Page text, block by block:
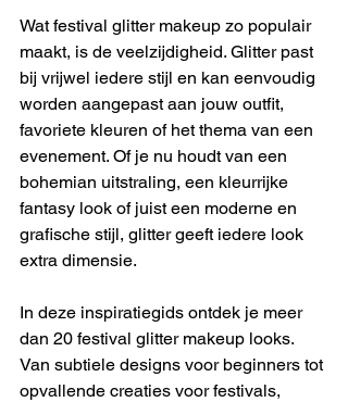
Wat festival glitter makeup zo populair
maakt, is de veelzijdigheid. Glitter past
bij vrijwel iedere stijl en kan eenvoudig
worden aangepast aan jouw outfit,
favoriete kleuren of het thema van een
evenement. Of je nu houdt van een
bohemian uitstraling, een kleurrijke
fantasy look of juist een moderne en
grafische stijl, glitter geeft iedere look
extra dimensie.
In deze inspiratiegids ontdek je meer
dan 20 festival glitter makeup looks.
Van subtiele designs voor beginners tot
opvallende creaties voor festivals,